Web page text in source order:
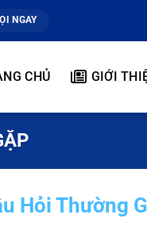
NGAY
CHỦ GIỚI
Hỏi Thường